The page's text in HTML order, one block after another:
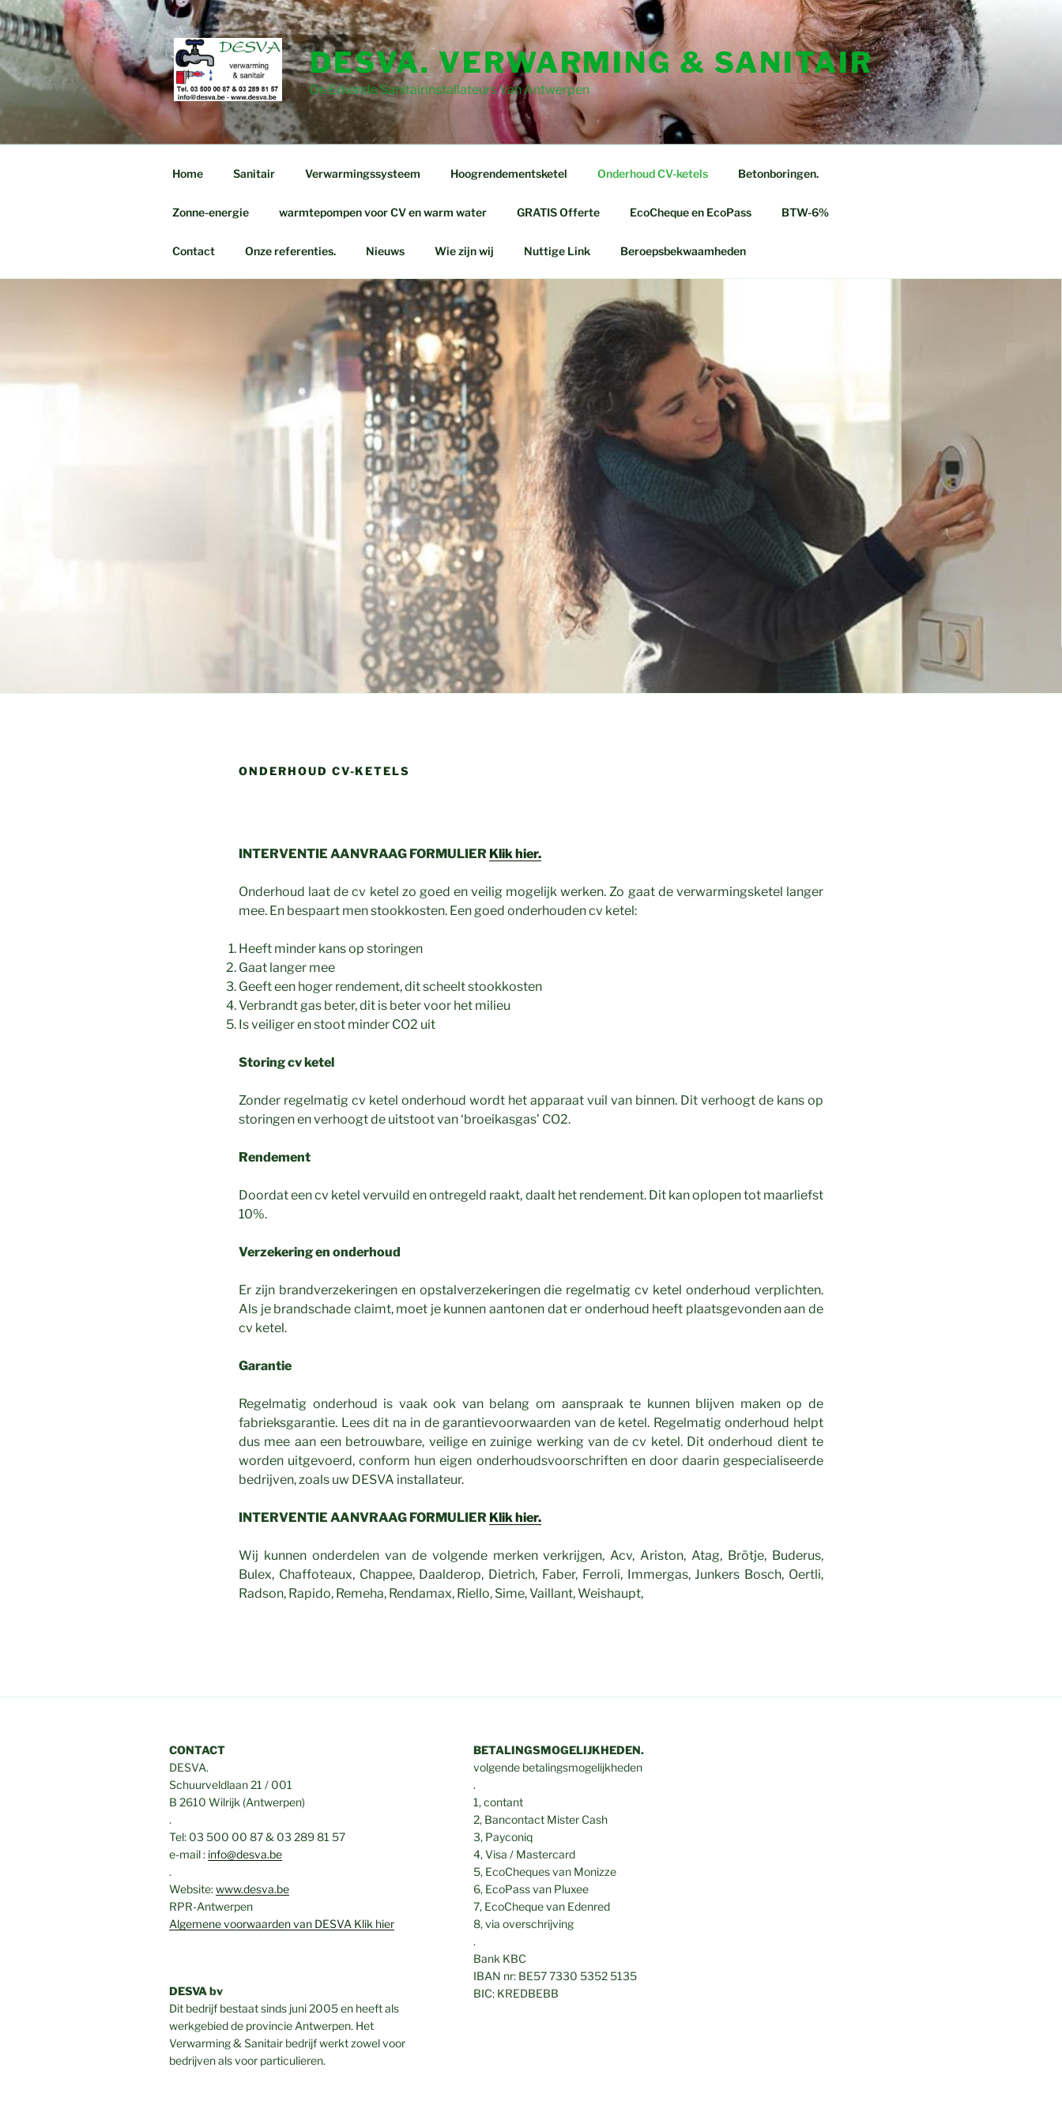
Spring
naar
de
inhoud
DESVA. VERWARMING & SANITAIR
De Erkende Sanitairinstallateurs Van Antwerpen
Home Sanitair Verwarmingssysteem Hoogrendementsketel Onderhoud CV-ketels Betonboringen.
Zonne-energie warmtepompen voor CV en warm water GRATIS Offerte EcoCheque en EcoPass BTW-6%
Contact Onze referenties. Nieuws Wie zijn wij Nuttige Link Beroepsbekwaamheden
ONDERHOUD CV-KETELS
INTERVENTIE AANVRAAG FORMULIER Klik hier.
Onderhoud laat de cv ketel zo goed en veilig mogelijk werken. Zo gaat de verwarmingsketel langer
mee. En bespaart men stookkosten. Een goed onderhouden cv ketel:
Heeft minder kans op storingen
Gaat langer mee
Geeft een hoger rendement, dit scheelt stookkosten
Verbrandt gas beter, dit is beter voor het milieu
Is veiliger en stoot minder CO2 uit
Storing cv ketel
Zonder regelmatig cv ketel onderhoud wordt het apparaat vuil van binnen. Dit verhoogt de kans op
storingen en verhoogt de uitstoot van ‘broeikasgas’ CO2.
Rendement
Doordat een cv ketel vervuild en ontregeld raakt, daalt het rendement. Dit kan oplopen tot maarliefst
10%.
Verzekering en onderhoud
Er zijn brandverzekeringen en opstalverzekeringen die regelmatig cv ketel onderhoud verplichten.
Als je brandschade claimt, moet je kunnen aantonen dat er onderhoud heeft plaatsgevonden aan de
cv ketel.
Garantie
Regelmatig onderhoud is vaak ook van belang om aanspraak te kunnen blijven maken op de
fabrieksgarantie. Lees dit na in de garantievoorwaarden van de ketel. Regelmatig onderhoud helpt
dus mee aan een betrouwbare, veilige en zuinige werking van de cv ketel. Dit onderhoud dient te
worden uitgevoerd, conform hun eigen onderhoudsvoorschriften en door daarin gespecialiseerde
bedrijven, zoals uw DESVA installateur.
INTERVENTIE AANVRAAG FORMULIER Klik hier.
Wij kunnen onderdelen van de volgende merken verkrijgen, Acv, Ariston, Atag, Brötje, Buderus,
Bulex, Chaffoteaux, Chappee, Daalderop, Dietrich, Faber, Ferroli, Immergas, Junkers Bosch, Oertli,
Radson, Rapido, Remeha, Rendamax, Riello, Sime, Vaillant, Weishaupt,
CONTACT
DESVA.
Schuurveldlaan 21 / 001
B 2610 Wilrijk (Antwerpen)
.
Tel: 03 500 00 87 & 03 289 81 57
e-mail : info@desva.be
.
Website:www.desva.be
RPR-Antwerpen
Algemene voorwaarden van DESVA Klik hier
DESVA bv
Dit bedrijf bestaat sinds juni 2005 en heeft als
werkgebied de provincie Antwerpen. Het
Verwarming & Sanitair bedrijf werkt zowel voor
bedrijven als voor particulieren.
BETALINGSMOGELIJKHEDEN.
volgende betalingsmogelijkheden
.
1, contant
2, Bancontact Mister Cash
3, Payconiq
4, Visa / Mastercard
5, EcoCheques van Monizze
6, EcoPass van Pluxee
7, EcoCheque van Edenred
8, via overschrijving
.
Bank KBC
IBAN nr: BE57 7330 5352 5135
BIC: KREDBEBB